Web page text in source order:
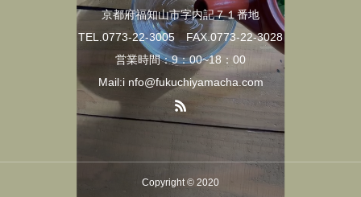
京都府福知山市字内記７１番地
TEL.0773-22-3005 FAX.0773-22-3028
営業時間：9：00~18：00
Mail:i nfo@fukuchiyamacha.com
Copyright © 2020